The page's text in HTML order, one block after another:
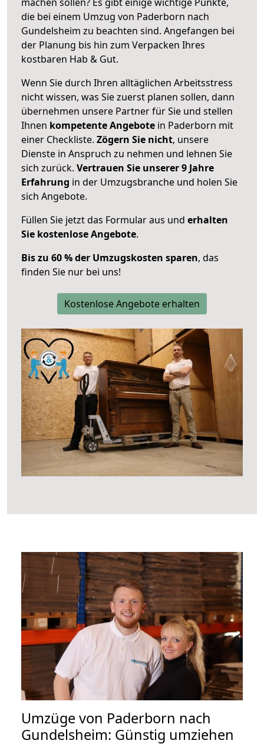
die bei einem Umzug von Paderborn nach
Gundelsheim zu beachten sind. Angefangen bei
der Planung bis hin zum Verpacken Ihres
kostbaren Hab & Gut.
Wenn Sie durch Ihren alltäglichen Arbeitsstress
nicht wissen, was Sie zuerst planen sollen, dann
übernehmen unsere Partner für Sie und stellen
Ihnen kompetente Angebote in Paderborn mit
einer Checkliste. Zögern Sie nicht, unsere
Dienste in Anspruch zu nehmen und lehnen Sie
sich zurück. Vertrauen Sie unserer 9 Jahre
Erfahrung in der Umzugsbranche und holen Sie
sich Angebote.
Füllen Sie jetzt das Formular aus und erhalten
Sie kostenlose Angebote.
Bis zu 60 % der Umzugskosten sparen, das
finden Sie nur bei uns!
Kostenlose Angebote erhalten
Umzüge von Paderborn nach
Gundelsheim: Günstig umziehen